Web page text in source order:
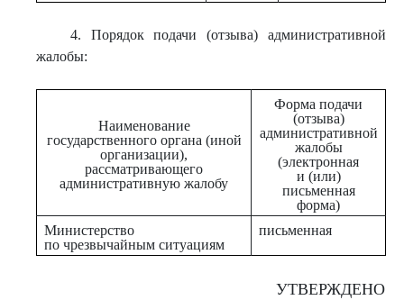
4. Порядок подачи (отзыва) административной
жалобы:
Наименование
государственного органа (иной
организации),
рассматривающего
административную жалобу
Форма подачи
(отзыва)
административной
жалобы
(электронная
и (или)
письменная
форма)
Министерство
по чрезвычайным ситуациям
письменная
УТВЕРЖДЕНО